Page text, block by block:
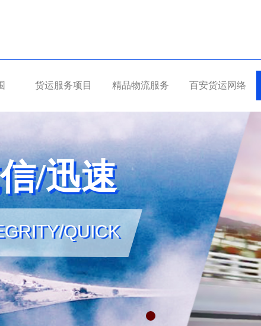
/迅速
/迅速
QUICK
QUICK
货运服务项目 精品物流服务 百安货运网络